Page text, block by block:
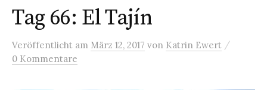
Tag 66: El Tajín
Veröffentlicht am März 12, 2017 von Katrin Ewert /
0 Kommentare